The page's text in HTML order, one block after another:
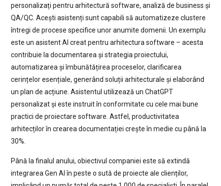
personalizați pentru arhitectură software, analiză de business și
QA/QC. Acești asistenți sunt capabili să automatizeze clustere
întregi de procese specifice unor anumite domenii. Un exemplu
este un asistent AI creat pentru arhitectura software – acesta
contribuie la documentarea și strategia proiectului,
automatizarea și îmbunătățirea proceselor, clarificarea
cerințelor esențiale, generând soluții arhitecturale și elaborând
un plan de acțiune. Asistentul utilizează un ChatGPT
personalizat și este instruit în conformitate cu cele mai bune
practici de proiectare software. Astfel, productivitatea
arhitecților în crearea documentației crește în medie cu până la
30%.
Până la finalul anului, obiectivul companiei este să extindă
integrarea Gen AI în peste o sută de proiecte ale clienților,